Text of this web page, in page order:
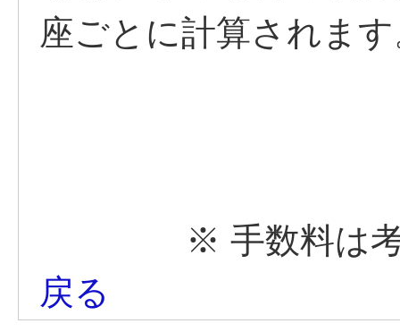
座ごとに計算されま
※ 手数料は
戻る